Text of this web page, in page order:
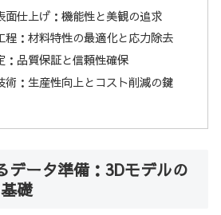
面仕上げ：機能性と美観の追求
：材料特性の最適化と応力除去
：品質保証と信頼性確保
：生産性向上とコスト削減の鍵
データ準備：3Dモデルの
礎